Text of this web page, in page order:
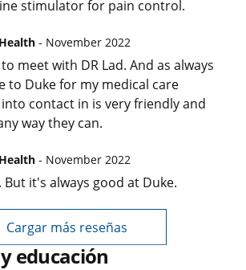
stimulator for pain control.
- November 2022
meet with DR Lad. And as always
to Duke for my medical care
contact in is very friendly and
way they can.
- November 2022
But it's always good at Duke.
Cargar más reseñas
educación